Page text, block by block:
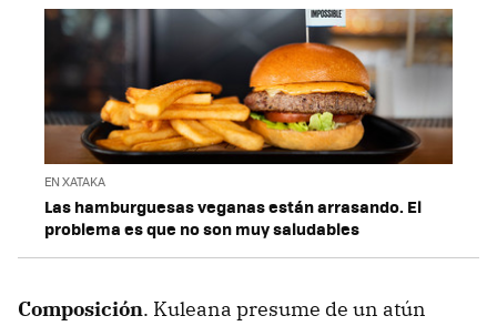
EN XATAKA
Las hamburguesas veganas están arrasando. El
problema es que no son muy saludables
Composición. Kuleana presume de un atún